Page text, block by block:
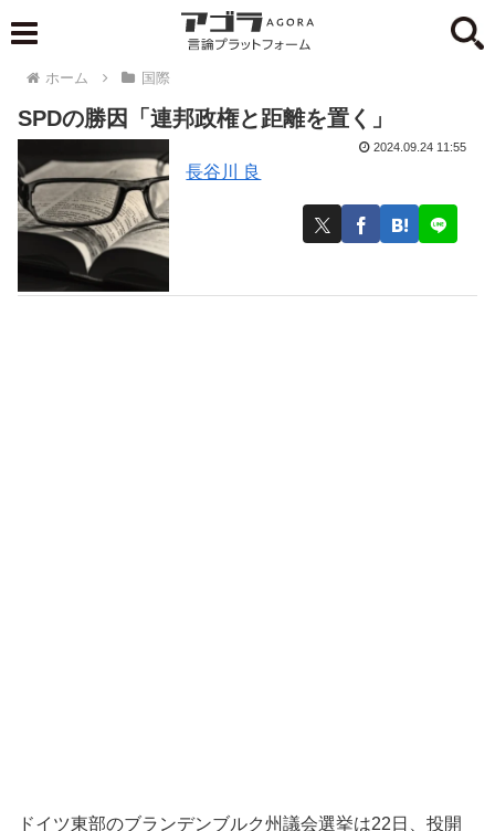
ホーム 国際
SPDの勝因「連邦政権と距離を置く」
長谷川 良
2024.09.24 11:55
ドイツ東部のブランデンブルク州議会選挙は22日、投開